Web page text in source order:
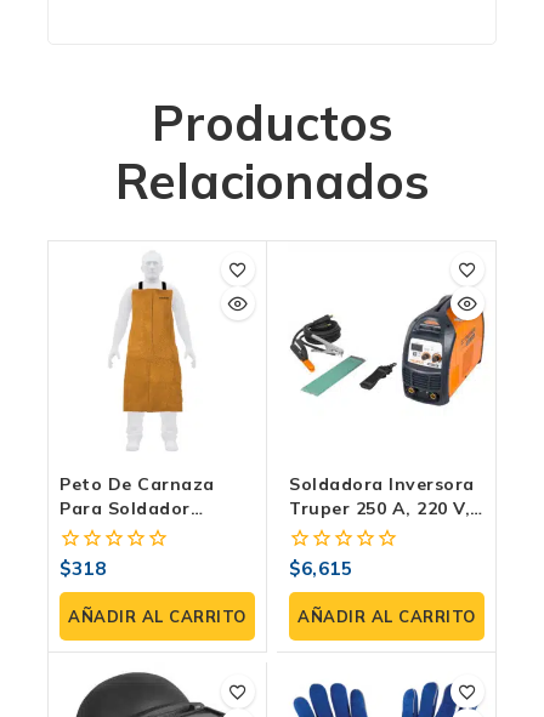
Productos
Relacionados
Peto De Carnaza
Para Soldador
Truper (Modelo
PROSO-1)
0
fuera
de
5
$318
AÑADIR AL CARRITO
Soldadora Inversora
Truper 250 A, 220 V,
Truper Para
Electrodo – Inversor
SOIN-250
0
fuera
de
5
$6,615
AÑADIR AL CARRITO